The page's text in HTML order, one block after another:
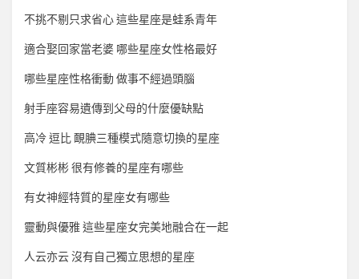
不挑不剔只求省心 這些星座是蛙系青年
適合娶回家當老婆 哪些星座女性格最好
哪些星座性格衝動 做事不經過頭腦
射手座容易遺傳到父母的什麼優缺點
高冷 逗比 靦腆三種模式隨意切換的星座
文質彬彬 很有修養的星座有哪些
有女神經特質的星座女有哪些
靈動與優雅 這些星座女完美地融合在一起
人云亦云 沒有自己獨立思想的星座